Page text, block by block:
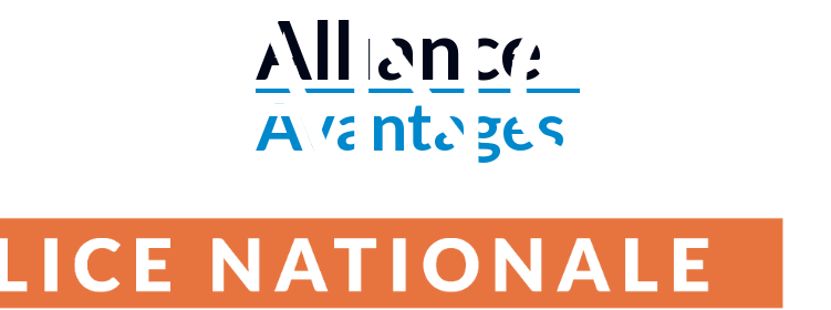
Alliance
Avantages
Se connecter